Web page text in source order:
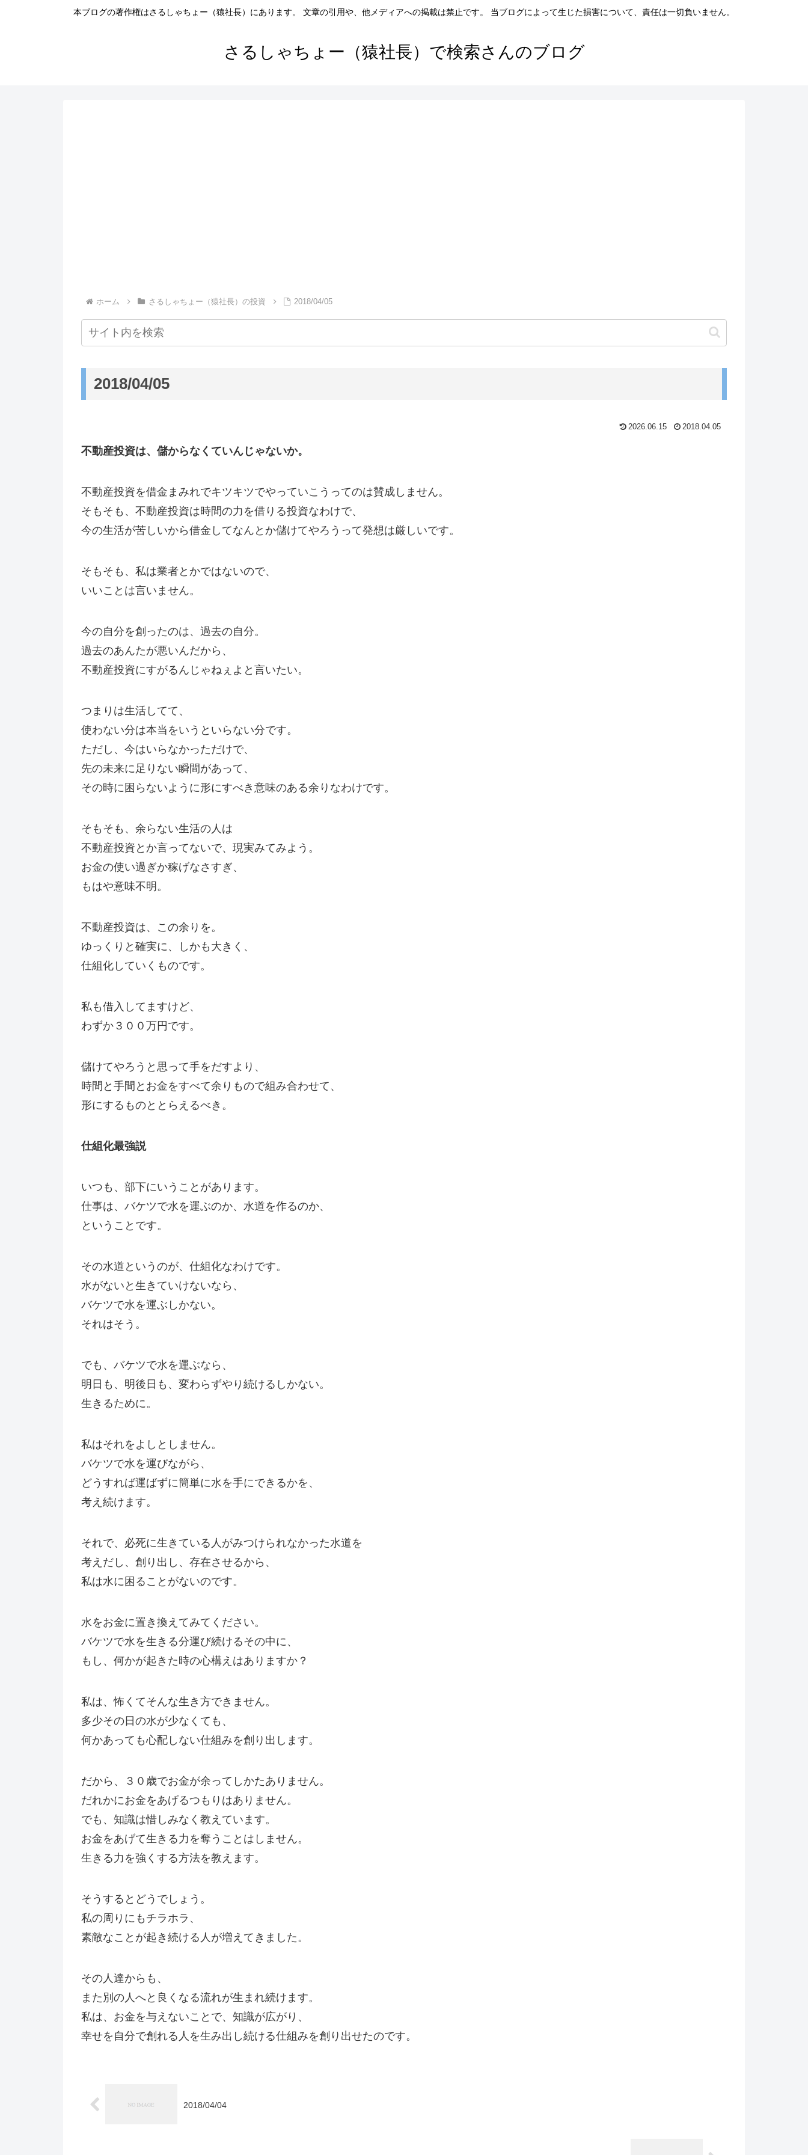
本ブログの著作権はさるしゃちょー（猿社長）にあります。 文章の引用や、他メディアへの掲載は禁止です。 当ブログによって生じた損害について、責任は一切負いません。
さるしゃちょー（猿社長）で検索さんのブログ
ホーム さるしゃちょー（猿社長）の投資 2018/04/05
2018/04/05
2026.06.15 2018.04.05
不動産投資は、儲からなくていんじゃないか。
不動産投資を借金まみれでキツキツでやっていこうってのは賛成しません。
そもそも、不動産投資は時間の力を借りる投資なわけで、
今の生活が苦しいから借金してなんとか儲けてやろうって発想は厳しいです。
そもそも、私は業者とかではないので、
いいことは言いません。
今の自分を創ったのは、過去の自分。
過去のあんたが悪いんだから、
不動産投資にすがるんじゃねぇよと言いたい。
つまりは生活してて、
使わない分は本当をいうといらない分です。
ただし、今はいらなかっただけで、
先の未来に足りない瞬間があって、
その時に困らないように形にすべき意味のある余りなわけです。
そもそも、余らない生活の人は
不動産投資とか言ってないで、現実みてみよう。
お金の使い過ぎか稼げなさすぎ、
もはや意味不明。
不動産投資は、この余りを。
ゆっくりと確実に、しかも大きく、
仕組化していくものです。
私も借入してますけど、
わずか３００万円です。
儲けてやろうと思って手をだすより、
時間と手間とお金をすべて余りもので組み合わせて、
形にするものととらえるべき。
仕組化最強説
いつも、部下にいうことがあります。
仕事は、バケツで水を運ぶのか、水道を作るのか、
ということです。
その水道というのが、仕組化なわけです。
水がないと生きていけないなら、
バケツで水を運ぶしかない。
それはそう。
でも、バケツで水を運ぶなら、
明日も、明後日も、変わらずやり続けるしかない。
生きるために。
私はそれをよしとしません。
バケツで水を運びながら、
どうすれば運ばずに簡単に水を手にできるかを、
考え続けます。
それで、必死に生きている人がみつけられなかった水道を
考えだし、創り出し、存在させるから、
私は水に困ることがないのです。
水をお金に置き換えてみてください。
バケツで水を生きる分運び続けるその中に、
もし、何かが起きた時の心構えはありますか？
私は、怖くてそんな生き方できません。
多少その日の水が少なくても、
何かあっても心配しない仕組みを創り出します。
だから、３０歳でお金が余ってしかたありません。
だれかにお金をあげるつもりはありません。
でも、知識は惜しみなく教えています。
お金をあげて生きる力を奪うことはしません。
生きる力を強くする方法を教えます。
そうするとどうでしょう。
私の周りにもチラホラ、
素敵なことが起き続ける人が増えてきました。
その人達からも、
また別の人へと良くなる流れが生まれ続けます。
私は、お金を与えないことで、知識が広がり、
幸せを自分で創れる人を生み出し続ける仕組みを創り出せたのです。
2018/04/04